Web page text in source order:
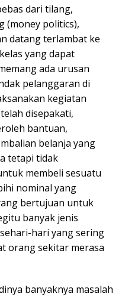
dari tilang,
(money politics),
datang terlambat ke
yang dapat
ada urusan
pelanggaran di
kegiatan
disepakati,
bantuan,
belanja yang
tetapi tidak
membeli sesuatu
nominal yang
bertujuan untuk
banyak jenis
hari yang sering
orang sekitar merasa
banyaknya masalah